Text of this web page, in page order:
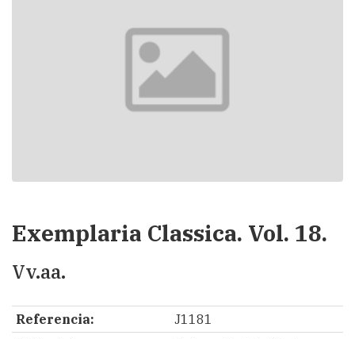
Exemplaria Classica. Vol. 18.
Vv.aa.
Referencia:
J1181